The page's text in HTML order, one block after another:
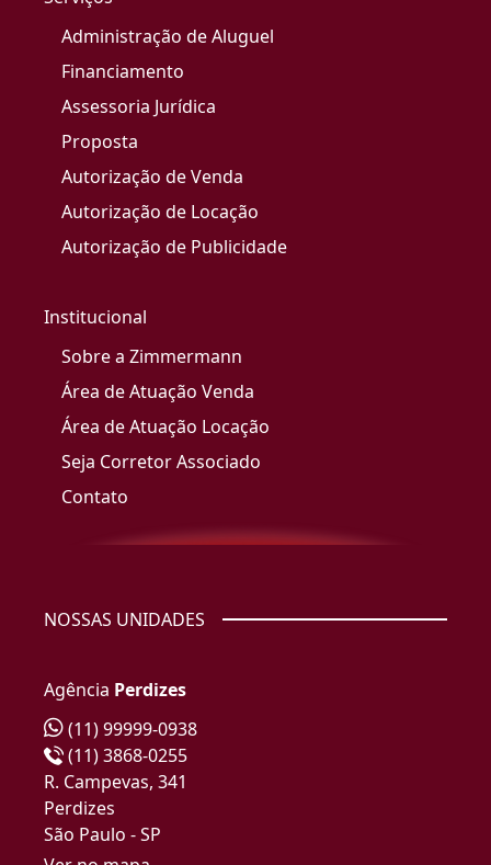
Administração de Aluguel
Financiamento
Assessoria Jurídica
Proposta
Autorização de Venda
Autorização de Locação
Autorização de Publicidade
Institucional
Sobre a Zimmermann
Área de Atuação Venda
Área de Atuação Locação
Seja Corretor Associado
Contato
NOSSAS UNIDADES
Agência Perdizes
(11) 99999-0938
(11) 3868-0255
R. Campevas, 341
Perdizes
São Paulo - SP